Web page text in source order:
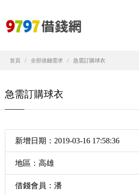
首頁 全部借錢需求 急需訂購球衣
急需訂購球衣
新增日期：2019-03-16 17:58:36
地區：高雄
借錢會員：潘